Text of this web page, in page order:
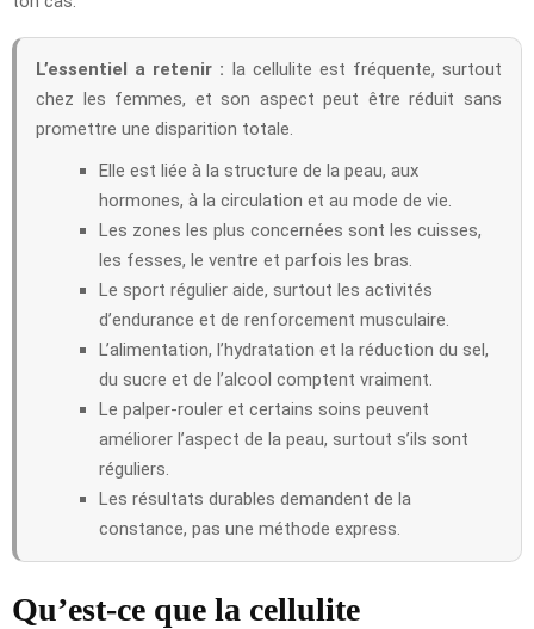
L’essentiel a retenir : la cellulite est fréquente, surtout
chez les femmes, et son aspect peut être réduit sans
promettre une disparition totale.
Elle est liée à la structure de la peau, aux
hormones, à la circulation et au mode de vie.
Les zones les plus concernées sont les cuisses,
les fesses, le ventre et parfois les bras.
Le sport régulier aide, surtout les activités
d’endurance et de renforcement musculaire.
L’alimentation, l’hydratation et la réduction du sel,
du sucre et de l’alcool comptent vraiment.
Le palper-rouler et certains soins peuvent
améliorer l’aspect de la peau, surtout s’ils sont
réguliers.
Les résultats durables demandent de la
constance, pas une méthode express.
Qu’est-ce que la cellulite